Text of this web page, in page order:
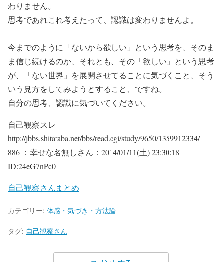
わりません。
思考であれこれ考えたって、認識は変わりませんよ。
今までのように「ないから欲しい」という思考を、そのま
ま信じ続けるのか、それとも、その「欲しい」という思考
が、「ない世界」を展開させてることに気づくこと、そう
いう見方をしてみようとすること、ですね。
自分の思考、認識に気づいてください。
自己観察スレ
http://jbbs.shitaraba.net/bbs/read.cgi/study/9650/1359912334/
886 ：幸せな名無しさん：2014/01/11(土) 23:30:18
ID:24eG7nPc0
自己観察さんまとめ
カテゴリー: 体感・気づき・方法論
タグ: 自己観察さん